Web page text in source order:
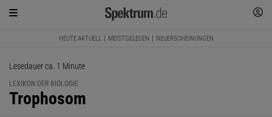
HEUTE AKTUELL MEISTGELESEN NEUERSCHEINUNGEN
Lesedauer ca. 1 Minute
LEXIKON DER BIOLOGIE
:
Trophosom